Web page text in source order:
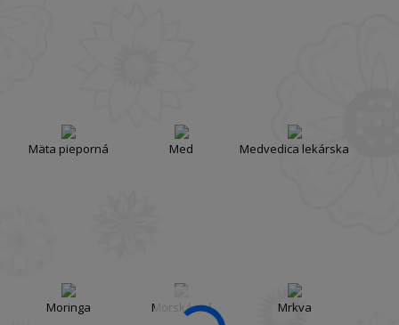
Mäta pieporná Med Medvedica lekárska
Moringa Morská soľ Mrkva